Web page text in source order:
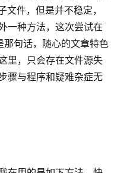
文件，但是并不稳定，
一种方法，这次尝试在
那句话，随心的文章特色
里，只会存在文件源失
骤与程序和疑难杂症无